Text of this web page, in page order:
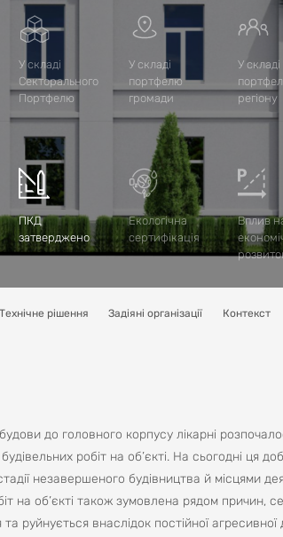
У складі
Секторального
Портфелю
У складі
портфелю
громади
У складі
регіону
ПКД
затверджено
Екологічна
сертифікація
Вплив
Технічне рішення Задіяні організації Контекст
до головного корпусу лікарні
робіт на об’єкті. На сьогодні ця
незавершеного будівництва й місцями
на об’єкті також зумовлена рядом причин,
руйнується внаслідок постійної